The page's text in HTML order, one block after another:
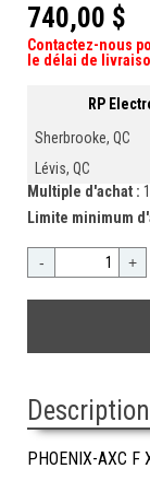
740,00 $
Contactez-nous
le délai de
RP
Sherbrooke, QC
Lévis, QC
Multiple d'achat : 1
Limite minimum
- +
Description
PHOENIX-AXC F